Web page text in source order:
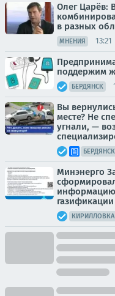
Олег Царёв:
в разных
МНЕНИЯ 13:21
поддержим
БЕРДЯНСК
Вы
месте? Не
угнали, —
БЕРДЯНСК
Минэнерго
информацию
газификации
КИРИЛЛОВКА